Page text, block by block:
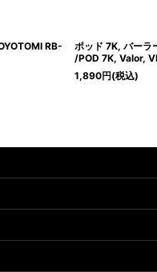
RB-
ポッド 7K, バーラ
/POD 7K, Valor,
1,890円(税込)